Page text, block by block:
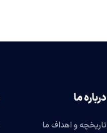
درباره ما
تاریخچه و اهداف ما